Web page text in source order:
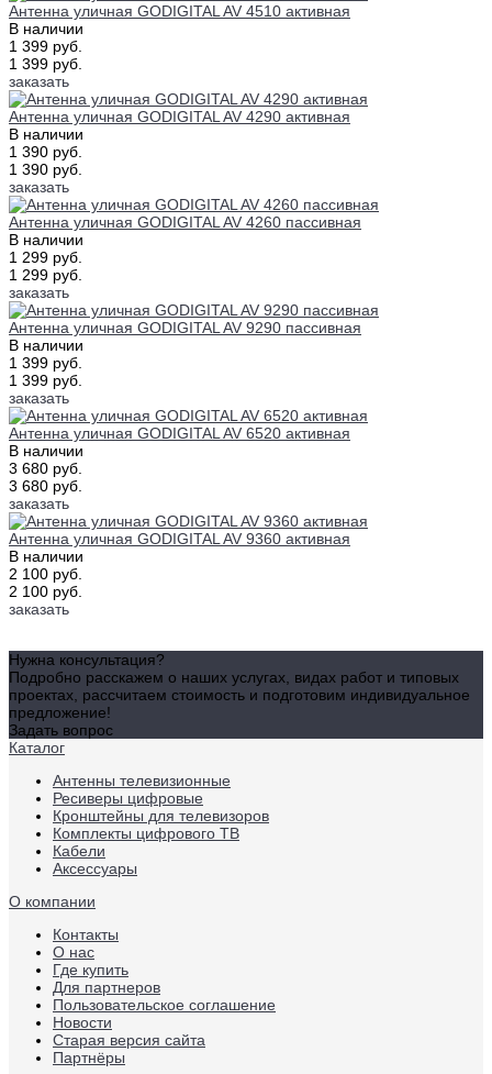
Антенна уличная GODIGITAL AV 4510 активная
В наличии
1 399 руб.
1 399 руб.
заказать
Антенна уличная GODIGITAL AV 4290 активная
В наличии
1 390 руб.
1 390 руб.
заказать
Антенна уличная GODIGITAL AV 4260 пассивная
В наличии
1 299 руб.
1 299 руб.
заказать
Антенна уличная GODIGITAL AV 9290 пассивная
В наличии
1 399 руб.
1 399 руб.
заказать
Антенна уличная GODIGITAL AV 6520 активная
В наличии
3 680 руб.
3 680 руб.
заказать
Антенна уличная GODIGITAL AV 9360 активная
В наличии
2 100 руб.
2 100 руб.
заказать
Нужна консультация?
Подробно расскажем о наших услугах, видах работ и типовых
проектах, рассчитаем стоимость и подготовим индивидуальное
предложение!
Задать вопрос
Каталог
Антенны телевизионные
Ресиверы цифровые
Кронштейны для телевизоров
Комплекты цифрового ТВ
Кабели
Аксессуары
О компании
Контакты
О нас
Где купить
Для партнеров
Пользовательское соглашение
Новости
Старая версия сайта
Партнёры